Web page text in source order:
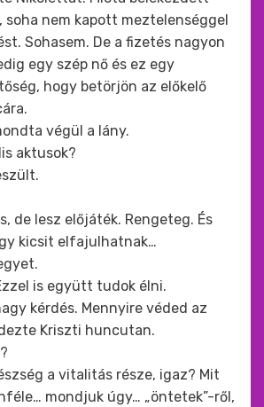
soha nem kapott meztelenséggel
Sohasem. De a fizetés nagyon
egy szép nő és ez egy
hogy betörjön az előkelő
végül a lány.
aktusok?
de lesz előjáték. Rengeteg. És
kicsit elfajulhatnak…
is együtt tudok élni.
kérdés. Mennyire véded az
Kriszti huncutan.
a vitalitás része, igaz? Mit
mondjuk úgy… „öntetek”-ről,